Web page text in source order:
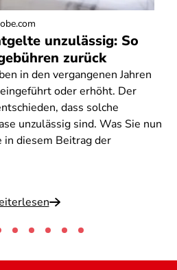
unzulässig: So
zurück
in den vergangenen Jahren
oder erhöht. Der
dass solche
unzulässig sind. Was Sie nun
in diesem Beitrag der